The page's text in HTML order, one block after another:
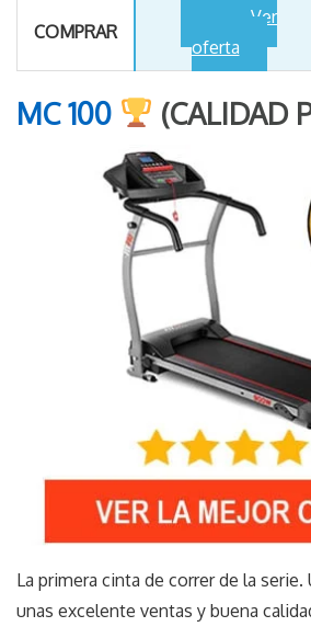
COMPRAR
Ver
oferta
MC 100 (CALIDAD
La primera cinta de correr de la serie.
unas excelente ventas y buena